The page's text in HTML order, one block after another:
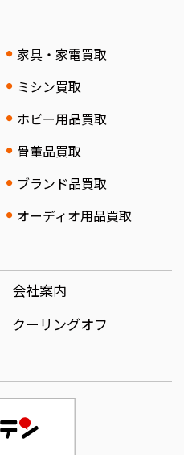
家具・家電買取
ミシン買取
ホビー用品買取
骨董品買取
ブランド品買取
オーディオ用品買取
会社案内
クーリングオフ